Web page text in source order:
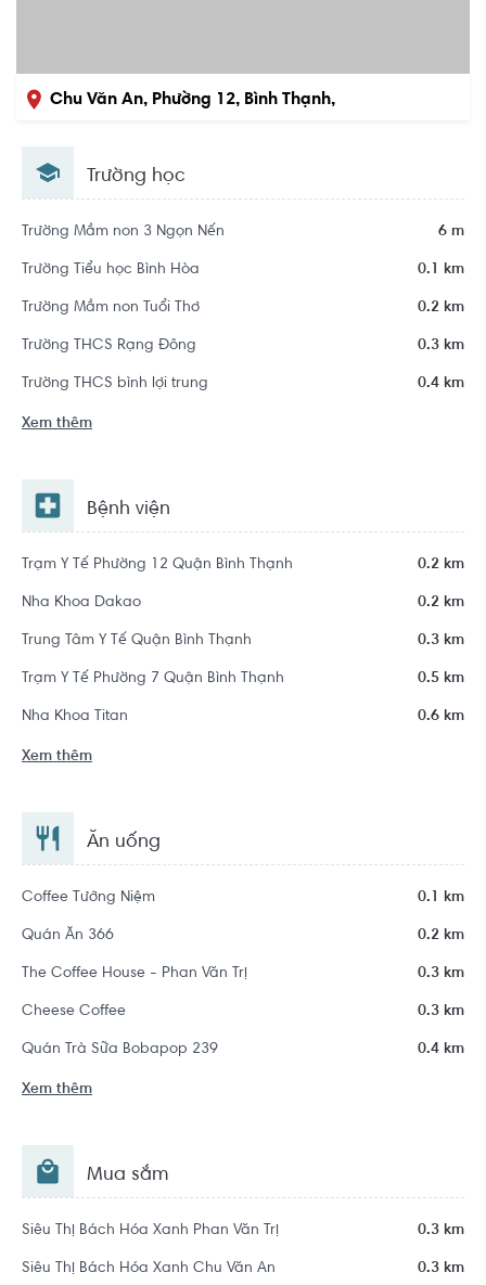
Chu Văn An, Phường 12, Bình Thạnh,
Trường học
Trường Mầm non 3 Ngọn Nến 6 m
Trường Tiểu học Bình Hòa 0.1 km
Trường Mầm non Tuổi Thơ 0.2 km
Trường THCS Rạng Đông 0.3 km
Trường THCS bình lợi trung 0.4 km
Xem thêm
Bệnh viện
Trạm Y Tế Phường 12 Quận Bình Thạnh 0.2 km
Nha Khoa Dakao 0.2 km
Trung Tâm Y Tế Quận Bình Thạnh 0.3 km
Trạm Y Tế Phường 7 Quận Bình Thạnh 0.5 km
Nha Khoa Titan 0.6 km
Xem thêm
Ăn uống
Coffee Tưởng Niệm 0.1 km
Quán Ăn 366 0.2 km
The Coffee House - Phan Văn Trị 0.3 km
Cheese Coffee 0.3 km
Quán Trà Sữa Bobapop 239 0.4 km
Xem thêm
Mua sắm
Siêu Thị Bách Hóa Xanh Phan Văn Trị 0.3 km
Siêu Thị Bách Hóa Xanh Chu Văn An 0.3 km